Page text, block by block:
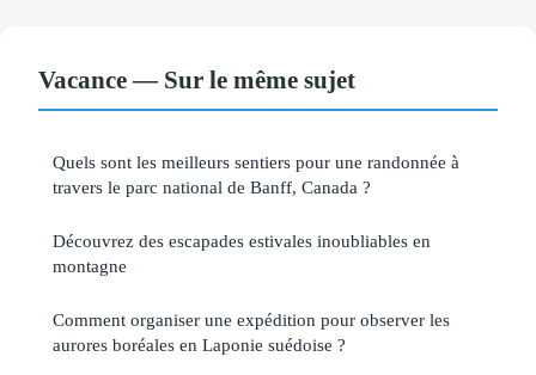
Vacance — Sur le même sujet
Quels sont les meilleurs sentiers pour une randonnée à
travers le parc national de Banff, Canada ?
Découvrez des escapades estivales inoubliables en
montagne
Comment organiser une expédition pour observer les
aurores boréales en Laponie suédoise ?